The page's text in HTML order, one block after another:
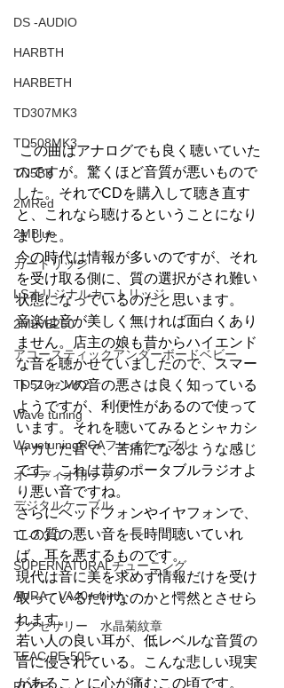
DS -AUDIO
HARBTH
HARBETH
TD307MK3
TD508MK3
TN5BB
2MRed
2MBlue
カートリッジ
LSオリジナルカートリッジ
2MLVB250
アコースティックアンダーボードベビー
TD510ｚMK2
Wave tuning
WavetuningRCAフォノケーブル
オーディオ用ラック
デジタルケーブル
TL-3 3.0
SUPERNATURALチューニング
AURA VA40rebirth
アクセサリー 水晶菊紋章
TEAC PE-505
この曲はアナログでも良く聴いていた
のですが。驚くほど音質が悪いもので
した。それでCDを購入して聴き直す
と、これなら聴けるということになり
ました。
今の時代は情報が多いのですが、それ
を受け取る側に、質の選択がされ難い
状態になっているのだと思います。
音楽は音が美しく無ければ面白くあり
ません。店主の娘も昔からハイエンド
な音を聴かせていましたので、スマー
トフォンの音の悪さは良く知っている
ようですが、利便性があるので使って
います。それを聴いてみるとシャカシ
ャカした音で、苦痛になるような感じ
です。これは昔のポータブルラジオよ
り悪い音ですね。
さらにヘッドフォンやイヤフォンで、
この質の悪い音を長時間聴いていれ
ば、耳を悪するものです。
現代は音に美を求めず情報だけを受け
取っているだけなのかと愕然とさせら
れます。
若い人の良い耳が、低レベルな音質の
音に侵されている。こんな悲しい現実
があることに心が痛むこの頃です。